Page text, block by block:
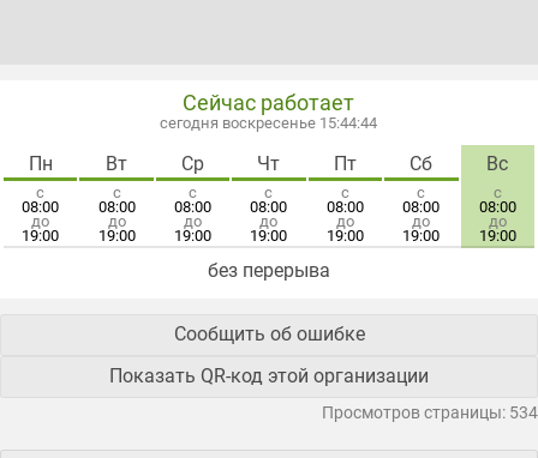
Сейчас работает
сегодня воскресенье 15:44:44
Пн
с
08:00
до
19:00
Вт
с
08:00
до
19:00
Ср
с
08:00
до
19:00
Чт
с
08:00
до
19:00
Пт
с
08:00
до
19:00
Сб
с
08:00
до
19:00
Вс
с
08:00
до
19:00
без перерыва
Сообщить об ошибке
Показать QR-код этой организации
Просмотров страницы: 534